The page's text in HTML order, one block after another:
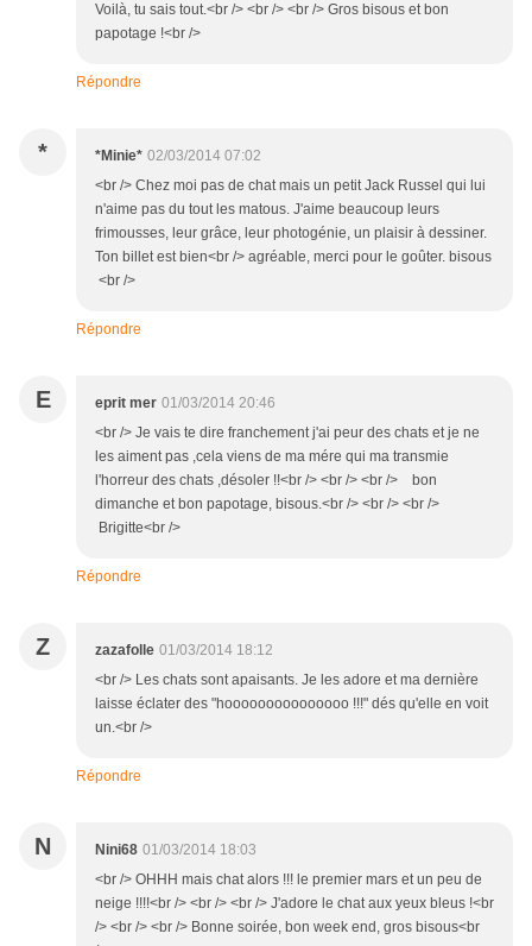
Voilà, tu sais tout.<br /> <br /> <br /> Gros bisous et bon
papotage !<br />
Répondre
* *Minie* 02/03/2014 07:02
<br /> Chez moi pas de chat mais un petit Jack Russel qui lui
n'aime pas du tout les matous. J'aime beaucoup leurs
frimousses, leur grâce, leur photogénie, un plaisir à dessiner.
Ton billet est bien<br /> agréable, merci pour le goûter. bisous
<br />
Répondre
E eprit mer 01/03/2014 20:46
<br /> Je vais te dire franchement j'ai peur des chats et je ne
les aiment pas ,cela viens de ma mére qui ma transmie
l'horreur des chats ,désoler !!<br /> <br /> <br /> bon
dimanche et bon papotage, bisous.<br /> <br /> <br />
Brigitte<br />
Répondre
Z zazafolle 01/03/2014 18:12
<br /> Les chats sont apaisants. Je les adore et ma dernière
laisse éclater des "hooooooooooooooo !!!" dés qu'elle en voit
un.<br />
Répondre
N Nini68 01/03/2014 18:03
<br /> OHHH mais chat alors !!! le premier mars et un peu de
neige !!!!<br /> <br /> <br /> J'adore le chat aux yeux bleus !<br
/> <br /> <br /> Bonne soirée, bon week end, gros bisous<br